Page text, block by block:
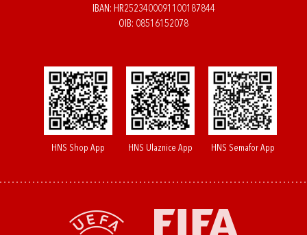
IBAN: HR2523400091100187844
OIB: 08516152078
HNS Shop App HNS Ulaznice App HNS Semafor App